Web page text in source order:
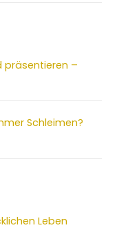
präsentieren –
Schleimen?
Leben